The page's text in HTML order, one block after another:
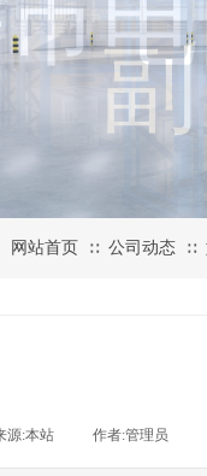
网站首页 ∷ 公司动态 ∷
源:本站 作者:管理员